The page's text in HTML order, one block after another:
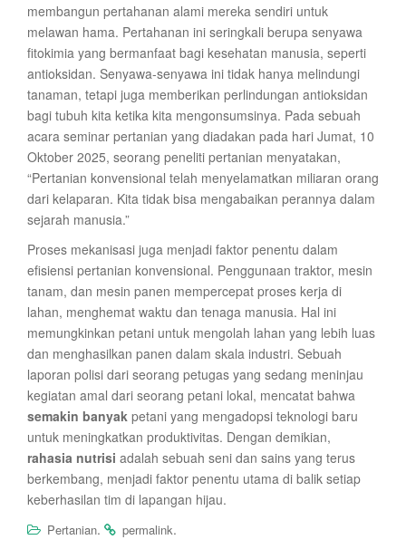
membangun pertahanan alami mereka sendiri untuk
melawan hama. Pertahanan ini seringkali berupa senyawa
fitokimia yang bermanfaat bagi kesehatan manusia, seperti
antioksidan. Senyawa-senyawa ini tidak hanya melindungi
tanaman, tetapi juga memberikan perlindungan antioksidan
bagi tubuh kita ketika kita mengonsumsinya. Pada sebuah
acara seminar pertanian yang diadakan pada hari Jumat, 10
Oktober 2025, seorang peneliti pertanian menyatakan,
“Pertanian konvensional telah menyelamatkan miliaran orang
dari kelaparan. Kita tidak bisa mengabaikan perannya dalam
sejarah manusia.”
Proses mekanisasi juga menjadi faktor penentu dalam
efisiensi pertanian konvensional. Penggunaan traktor, mesin
tanam, dan mesin panen mempercepat proses kerja di
lahan, menghemat waktu dan tenaga manusia. Hal ini
memungkinkan petani untuk mengolah lahan yang lebih luas
dan menghasilkan panen dalam skala industri. Sebuah
laporan polisi dari seorang petugas yang sedang meninjau
kegiatan amal dari seorang petani lokal, mencatat bahwa
semakin banyak petani yang mengadopsi teknologi baru
untuk meningkatkan produktivitas. Dengan demikian,
rahasia nutrisi adalah sebuah seni dan sains yang terus
berkembang, menjadi faktor penentu utama di balik setiap
keberhasilan tim di lapangan hijau.
Pertanian. permalink.